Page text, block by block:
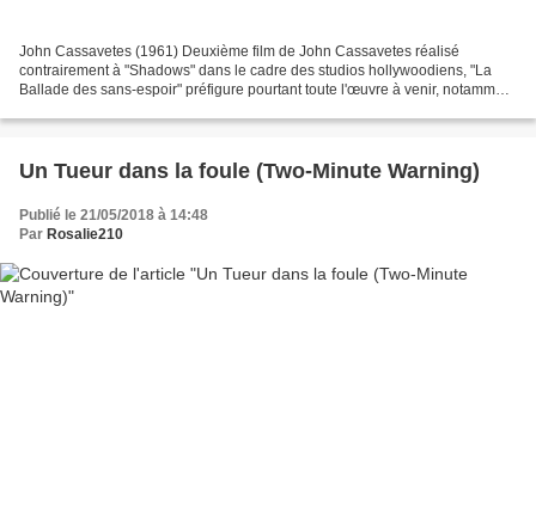
John Cassavetes (1961) Deuxième film de John Cassavetes réalisé
contrairement à "Shadows" dans le cadre des studios hollywoodiens, "La
Ballade des sans-espoir" préfigure pourtant toute l'œuvre à venir, notamment
Un Tueur dans la foule (Two-Minute Warning)
Publié le 21/05/2018 à 14:48
Par Rosalie210